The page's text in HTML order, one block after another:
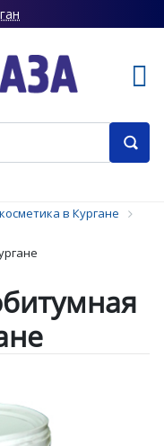
в Кургане